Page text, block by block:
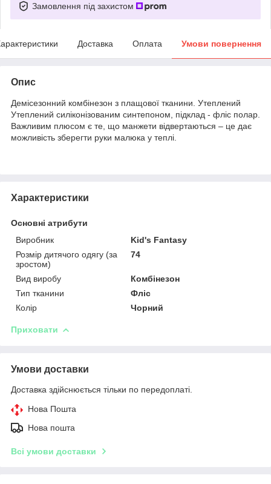
Замовлення під захистом
Доставка Оплата Умови повернення
Опис
Демісезонний комбінезон з плащової тканини. Утеплений
Утеплений силіконізованим синтепоном, підклад - фліс полар.
Важливим плюсом є те, що манжети відвертаються – це дає
можливість зберегти руки малюка у теплі.
Характеристики
Основні атрибути
Виробник
Kid's Fantasy
Розмір дитячого одягу (за
зростом)
74
Вид виробу
Комбінезон
Тип тканини
Фліс
Колір
Чорний
Приховати
Умови доставки
Доставка здійснюється тільки по передоплаті.
Нова Пошта
Нова пошта
Всі умови доставки